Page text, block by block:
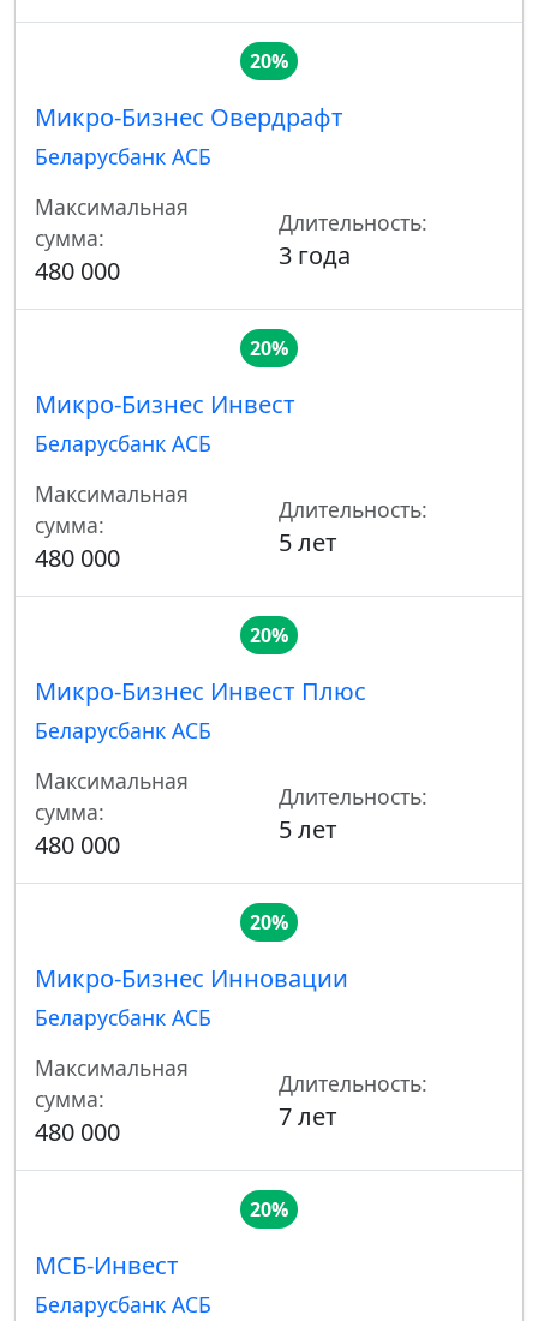
20%
Микро-Бизнес Овердрафт
Беларусбанк АСБ
Максимальная
сумма:
480 000
Длительность:
3 года
20%
Микро-Бизнес Инвест
Беларусбанк АСБ
Максимальная
сумма:
480 000
Длительность:
5 лет
20%
Микро-Бизнес Инвест Плюс
Беларусбанк АСБ
Максимальная
сумма:
480 000
Длительность:
5 лет
20%
Микро-Бизнес Инновации
Беларусбанк АСБ
Максимальная
сумма:
480 000
Длительность:
7 лет
20%
МСБ-Инвест
Беларусбанк АСБ